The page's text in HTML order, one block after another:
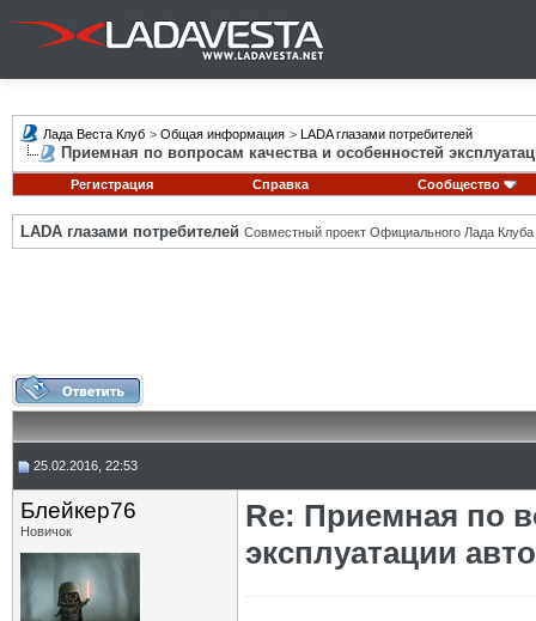
Лада Веста Клуб > Общая информация > LADA глазами потребителей
Приемная по вопросам качества и особенностей
Регистрация Справка Сообщество
LADA глазами потребителей Совместный проект Официального Лада
25.02.2016, 22:53
Блейкер76
Новичок
Re: Приемная по
эксплуатации